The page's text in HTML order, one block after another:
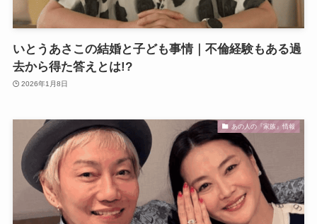
いとうあさこの結婚と子ども事情｜不倫経験もある過
去から得た答えとは!?
2026年1月8日
あの人の『家族』情報